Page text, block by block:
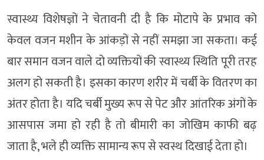
स्वास्थ्य विशेषज्ञों ने चेतावनी दी है कि मोटापे के प्रभाव को
केवल वजन मशीन के आंकड़ों से नहीं समझा जा सकता। कई
बार समान वजन वाले दो व्यक्तियों की स्वास्थ्य स्थिति पूरी तरह
अलग हो सकती है। इसका कारण शरीर में चर्बी के वितरण का
अंतर होता है। यदि चर्बी मुख्य रूप से पेट और आंतरिक अंगों के
आसपास जमा हो रही है तो बीमारी का जोखिम काफी बढ़
जाता है, भले ही व्यक्ति सामान्य रूप से स्वस्थ दिखाई देता हो।